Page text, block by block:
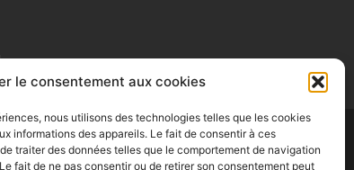
le consentement aux cookies
nous utilisons des technologies telles que les cookies
informations des appareils. Le fait de consentir à ces
traiter des données telles que le comportement de navigation
fait de ne pas consentir ou de retirer son consentement peut